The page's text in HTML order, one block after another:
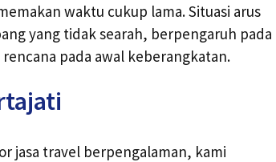
waktu cukup lama. Situasi arus
yang tidak searah, berpengaruh pada
pada awal keberangkatan.
jasa travel berpengalaman, kami